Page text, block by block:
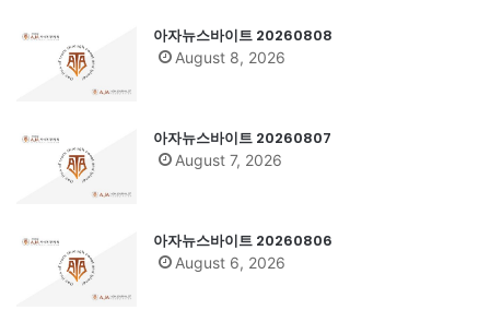
아자뉴스바이트 20260808
August 8, 2026
아자뉴스바이트 20260807
August 7, 2026
아자뉴스바이트 20260806
August 6, 2026